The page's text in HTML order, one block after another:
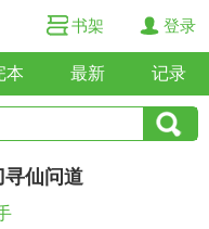
书架 登录
本 最新 记录
寻仙问道